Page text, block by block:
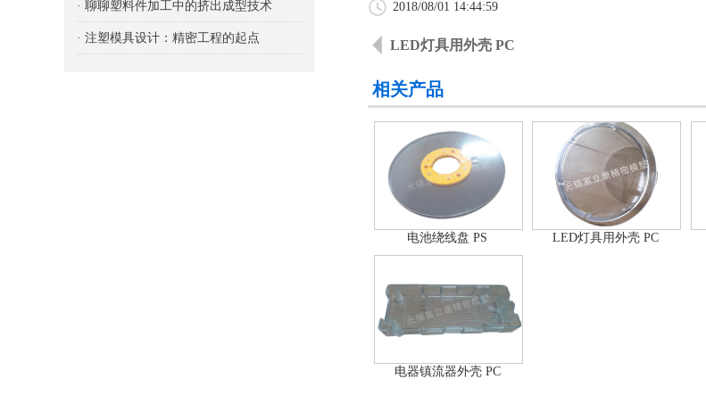
制
· 聊聊塑料件加工中的挤出成型技术
· 注塑模具设计：精密工程的起点
2018/08/01 14:44:59
LED灯具用外壳 PC
相关产品
电池绕线盘 PS LED灯具用外壳 PC
电器镇流器外壳 PC